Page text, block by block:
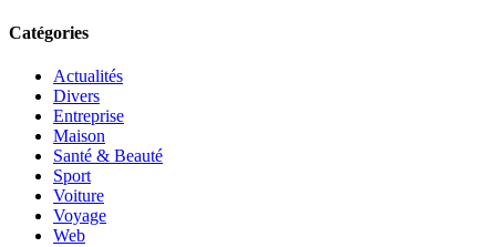
Catégories
Actualités
Divers
Entreprise
Maison
Santé & Beauté
Sport
Voiture
Voyage
Web